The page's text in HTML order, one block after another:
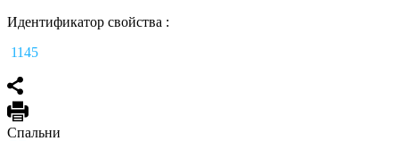
Идентификатор свойства :
1145
Спальни